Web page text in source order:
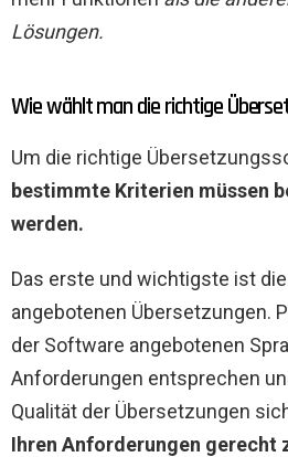
Lösungen.
Wie wählt man die richtige
Um die richtige
bestimmte Kriterien müssen
werden.
Das erste und wichtigste ist
angebotenen Übersetzungen.
der Software angebotenen
Anforderungen entsprechen
Qualität der Übersetzungen
Ihren Anforderungen gerecht